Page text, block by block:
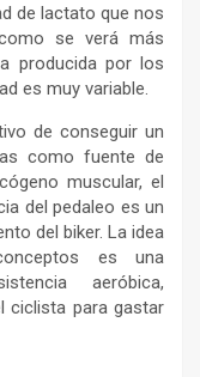
de lactato que nos
se verá más
producida por los
es muy variable.
de conseguir un
como fuente de
muscular, el
del pedaleo es un
del biker. La idea
es una
aeróbica,
ciclista para gastar